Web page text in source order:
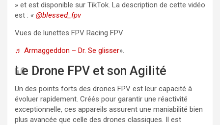
» et est disponible sur TikTok. La description de cette vidéo
est : « @blessed_fpv
Vues de lunettes FPV Racing FPV
♬ Armaggeddon – Dr. Se glisser».
Le Drone FPV et son Agilité
Un des points forts des drones FPV est leur capacité à
évoluer rapidement. Créés pour garantir une réactivité
exceptionnelle, ces appareils assurent une maniabilité bien
plus avancée que celle des drones classiques. Il est